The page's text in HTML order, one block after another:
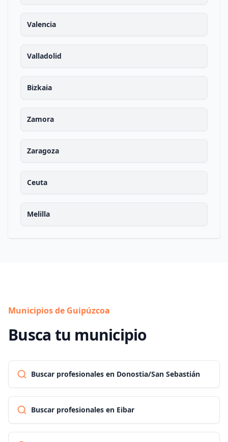
Valencia
Valladolid
Bizkaia
Zamora
Zaragoza
Ceuta
Melilla
Municipios de Guipúzcoa
Busca tu municipio
Buscar profesionales en Donostia/San Sebastián
Buscar profesionales en Eibar